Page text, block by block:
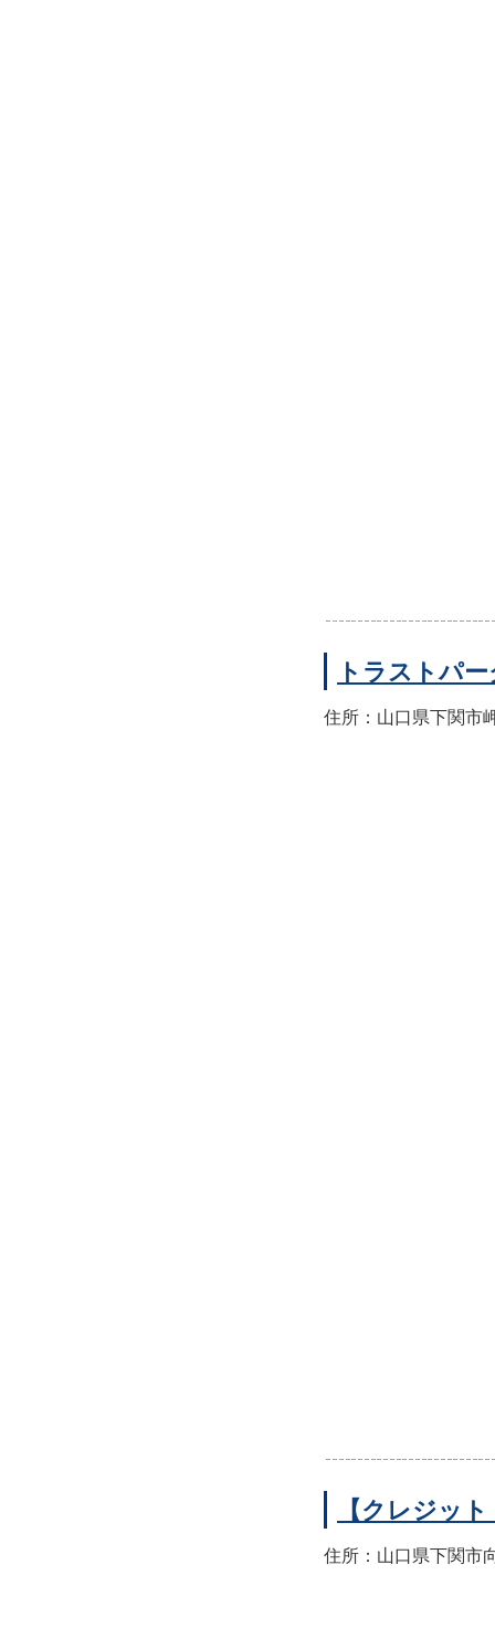
トラストパ
住所：山口県下関市
【クレジッ
住所：山口県下関市